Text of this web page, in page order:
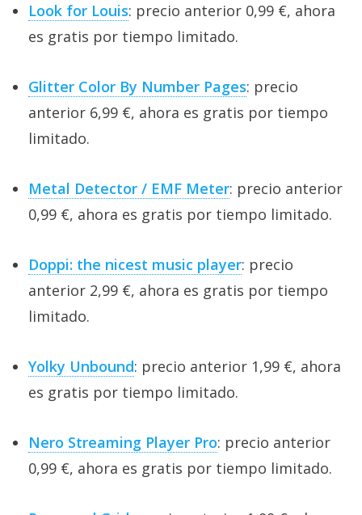
Look for Louis: precio anterior 0,99 €, ahora
es gratis por tiempo limitado.
Glitter Color By Number Pages: precio
anterior 6,99 €, ahora es gratis por tiempo
limitado.
Metal Detector / EMF Meter: precio anterior
0,99 €, ahora es gratis por tiempo limitado.
Doppi: the nicest music player: precio
anterior 2,99 €, ahora es gratis por tiempo
limitado.
Yolky Unbound: precio anterior 1,99 €, ahora
es gratis por tiempo limitado.
Nero Streaming Player Pro: precio anterior
0,99 €, ahora es gratis por tiempo limitado.